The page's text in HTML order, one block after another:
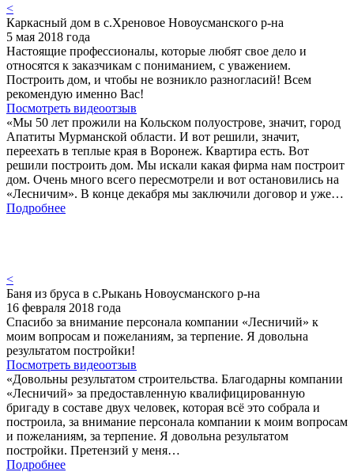
<
Каркасный дом в с.Хреновое Новоусманского р-на
5 мая 2018 года
Настоящие профессионалы, которые любят свое дело и
относятся к заказчикам с пониманием, с уважением.
Построить дом, и чтобы не возникло разногласий! Всем
рекомендую именно Вас!
Посмотреть видеоотзыв
«Мы 50 лет прожили на Кольском полуострове, значит, город
Апатиты Мурманской области. И вот решили, значит,
переехать в теплые края в Воронеж. Квартира есть. Вот
решили построить дом. Мы искали какая фирма нам построит
дом. Очень много всего пересмотрели и вот остановились на
«Лесничим». В конце декабря мы заключили договор и уже…
Подробнее
<
Баня из бруса в с.Рыкань Новоусманского р-на
16 февраля 2018 года
Спасибо за внимание персонала компании «Лесничий» к
моим вопросам и пожеланиям, за терпение. Я довольна
результатом постройки!
Посмотреть видеоотзыв
«Довольны результатом строительства. Благодарны компании
«Лесничий» за предоставленную квалифицированную
бригаду в составе двух человек, которая всё это собрала и
построила, за внимание персонала компании к моим вопросам
и пожеланиям, за терпение. Я довольна результатом
постройки. Претензий у меня…
Подробнее